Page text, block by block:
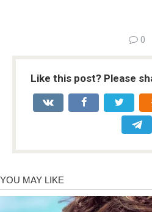
0
Like this post? Please